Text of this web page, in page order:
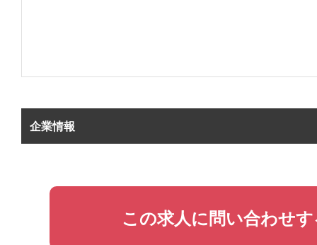
企業情報
この求人に問い合わせ